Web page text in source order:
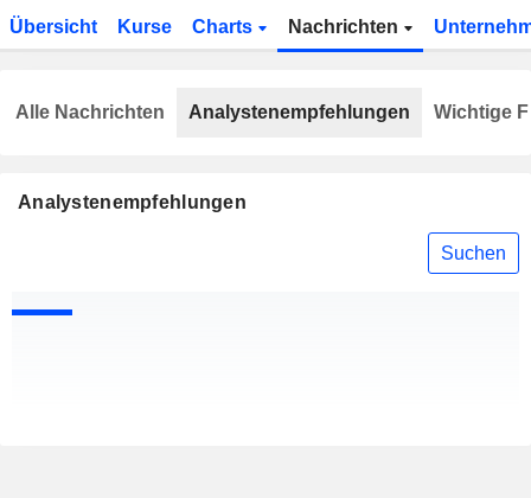
Übersicht Kurse Charts Nachrichten
Analystenempfehlungen
Suchen
Alle Nachrichten Analystenempfehlungen Wichtige